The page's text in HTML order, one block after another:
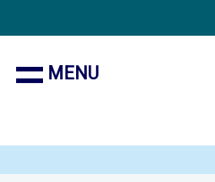
MENU